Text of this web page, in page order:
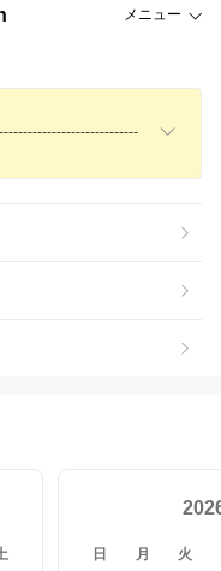
メニュー
日 月 火